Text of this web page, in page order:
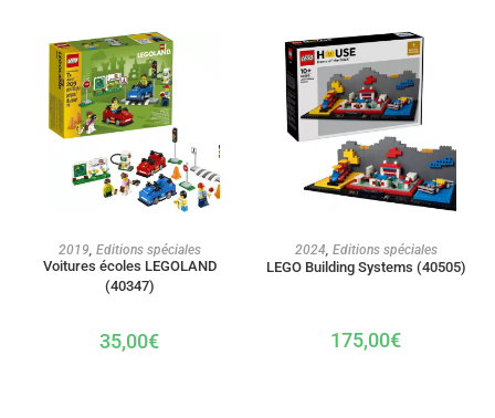
AJOUTER AU PANIER
2019, Editions spéciales
Voitures écoles LEGOLAND
(40347)
35,00€
AJOUTER AU PANIER
2024, Editions spéciales
LEGO Building Systems (40505)
175,00€